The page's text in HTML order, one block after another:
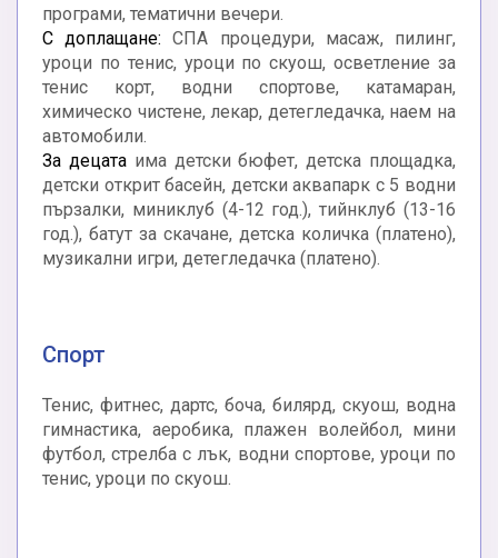
програми, тематични вечери.
С доплащане: СПА процедури, масаж, пилинг,
уроци по тенис, уроци по скуош, осветление за
тенис корт, водни спортове, катамаран,
химическо чистене, лекар, детегледачка, наем на
автомобили.
За децатаима детски бюфет, детска площадка,
детски открит басейн, детски аквапарк с 5 водни
пързалки, миниклуб (4-12 год.), тийнклуб (13-16
год.), батут за скачане, детска количка (платено),
музикални игри, детегледачка (платено).
Спорт
Тенис, фитнес, дартс, боча, билярд, скуош, водна
гимнастика, аеробика, плажен волейбол, мини
футбол, стрелба с лък, водни спортове, уроци по
тенис, уроци по скуош.